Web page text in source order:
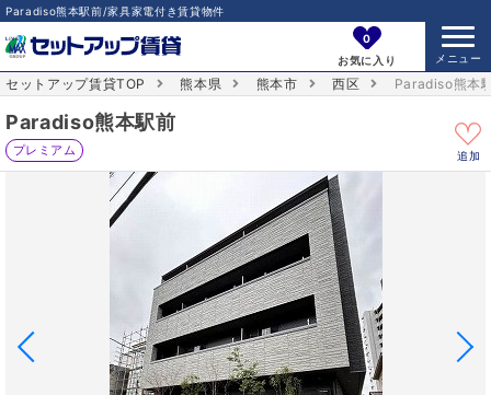
Paradiso熊本駅前/家具家電付き賃貸物件
0
お気に入り
セットアップ賃貸TOP 熊本県 熊本市 西区 Paradiso熊本
Paradiso熊本駅前
プレミアム 追加